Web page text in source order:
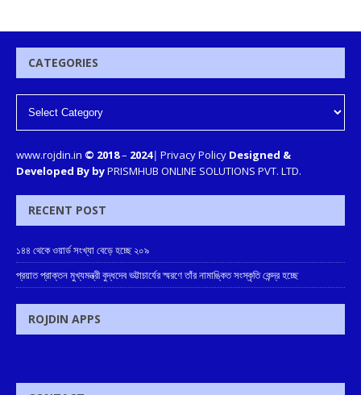
CATEGORIES
www.rojdin.in © 2018– 2024| Privacy Policy Designed &
Developed By byPRISMHUB ONLINE SOLUTIONS PVT. LTD.
RECENT POST
১৪৪ থেকে ওয়ার্ড সংখ্যা বেড়ে হচ্ছে ২০৯
প্রয়াত প্রাক্তন মুখ্যমন্ত্রী বুদ্ধদেব ভট্টাচার্যের স্মরণে তাঁর নামাঙ্কিত সংস্কৃতি কেন্দ্র হচ্ছে
ROJDIN APPS